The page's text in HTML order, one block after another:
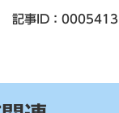
記事ID：0005413